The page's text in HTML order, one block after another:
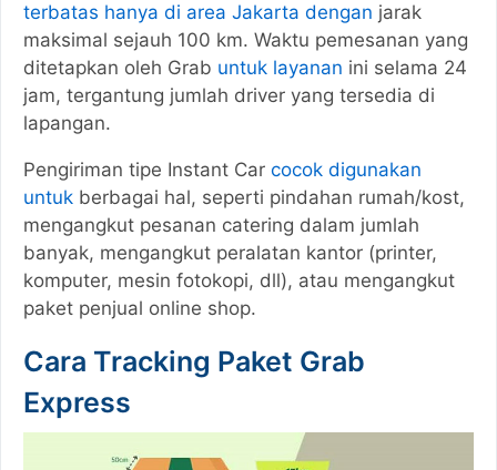
terbatas hanya di area Jakarta dengan jarak
maksimal sejauh 100 km. Waktu pemesanan yang
ditetapkan oleh Grab untuk layanan ini selama 24
jam, tergantung jumlah driver yang tersedia di
lapangan.
Pengiriman tipe Instant Car cocok digunakan
untuk berbagai hal, seperti pindahan rumah/kost,
mengangkut pesanan catering dalam jumlah
banyak, mengangkut peralatan kantor (printer,
komputer, mesin fotokopi, dll), atau mengangkut
paket penjual online shop.
Cara Tracking Paket Grab
Express